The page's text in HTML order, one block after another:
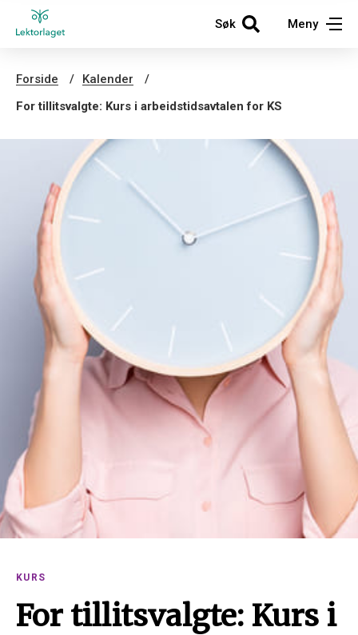
Søk Meny
Forside
Kalender
For tillitsvalgte: Kurs i arbeidstidsavtalen for KS
KURS
For tillitsvalgte: Kurs i